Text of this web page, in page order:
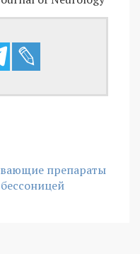
препараты